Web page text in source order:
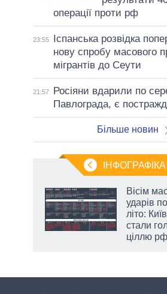
операції проти рф
23:55
Іспанська розвідка
нову спробу масового
мігрантів до Сеути
21:57
Росіяни вдарили по
Павлограда, є
Більше новин
ІНФОГРАФІКА
Вісім
ударів
літо:
стали
ціллю рф